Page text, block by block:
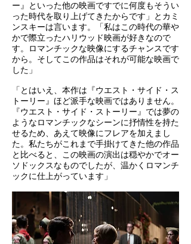
ー』といった他の映画ですでに何度もそうい
った時代を取り上げてきたからです」とカミ
ンスキーは言います。「私はこの時代の華や
かで際立ったハリウッド映画が好きなので
す。ロマンチックな映像にするチャンスです
から。そしてこの作品はそれが可能な映画で
した」
「とはいえ、本作は『ウエスト・サイド・ス
トーリー』ほど派手な映画ではありません。
『ウエスト・サイド・ストーリー』では夢の
ようなロマンチックなシーンに抒情性を持た
せるため、あえて映像にフレアを加えまし
た。私たちがこれまで手掛けてきた他の作品
と比べると、この映画の演出は穏やかでオー
ソドックスなものでしたが、温かくロマンチ
ックに仕上がっています」